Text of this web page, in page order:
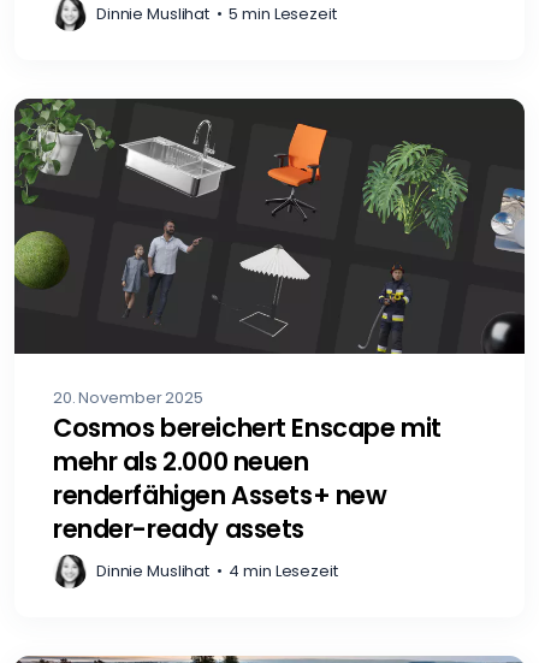
Dinnie Muslihat • 5 min Lesezeit
20. November 2025
Cosmos bereichert Enscape mit
mehr als 2.000 neuen
renderfähigen Assets+ new
render-ready assets
Dinnie Muslihat • 4 min Lesezeit